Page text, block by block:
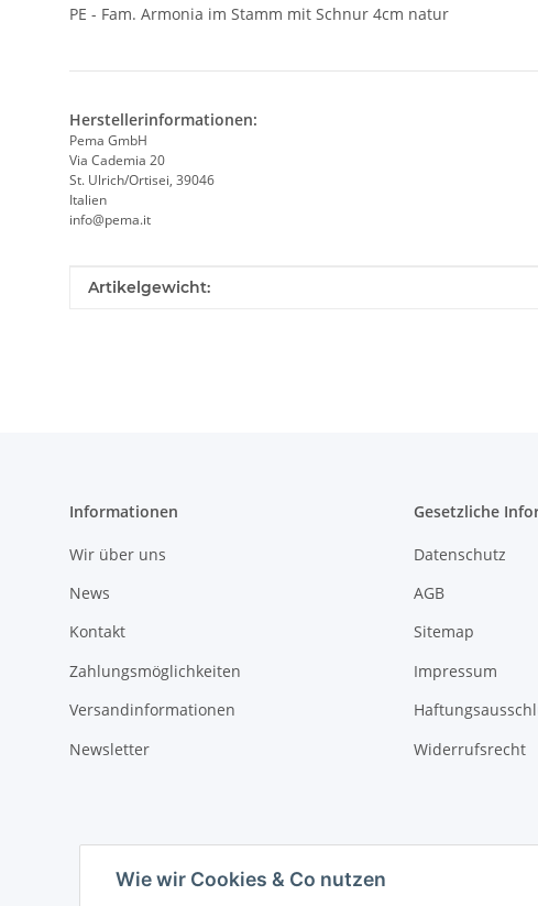
Wie wir Cookies & Co nutzen
PE - Fam. Armonia im Stamm mit Schnur 4cm natur
Herstellerinformationen:
Pema GmbH
Via Cademia 20
St. Ulrich/Ortisei, 39046
Italien
info@pema.it
Produkteigenschaft
Wert
Artikelgewicht:
Informationen
Wir über uns
News
Kontakt
Zahlungsmöglichkeiten
Versandinformationen
Newsletter
Gesetzliche
Datenschutz
AGB
Sitemap
Impressum
Widerrufsrecht